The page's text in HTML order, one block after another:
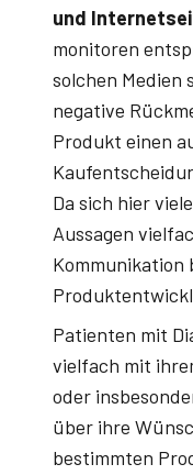
und
monitoren
solchen Medien
negative
Produkt einen
Da sich hier
Aussagen
Kommunikation
Patienten mit
vielfach mit
oder
über ihre
bestimmten